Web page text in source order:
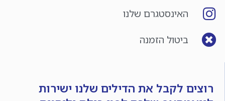
האינסטגרם שלנו
ביטול הזמנה
רוצים לקבל את הדילים שלנו ישירות